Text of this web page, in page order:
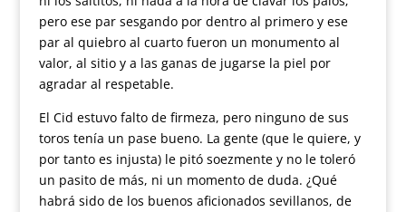
pero ese par sesgando por dentro al primero y ese
par al quiebro al cuarto fueron un monumento al
valor, al sitio y a las ganas de jugarse la piel por
agradar al respetable.
El Cid estuvo falto de firmeza, pero ninguno de sus
toros tenía un pase bueno. La gente (que le quiere, y
por tanto es injusta) le pitó soezmente y no le toleró
un pasito de más, ni un momento de duda. ¿Qué
habrá sido de los buenos aficionados sevillanos, de